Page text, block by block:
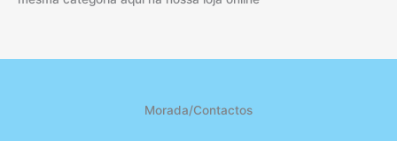
Morada/Contactos